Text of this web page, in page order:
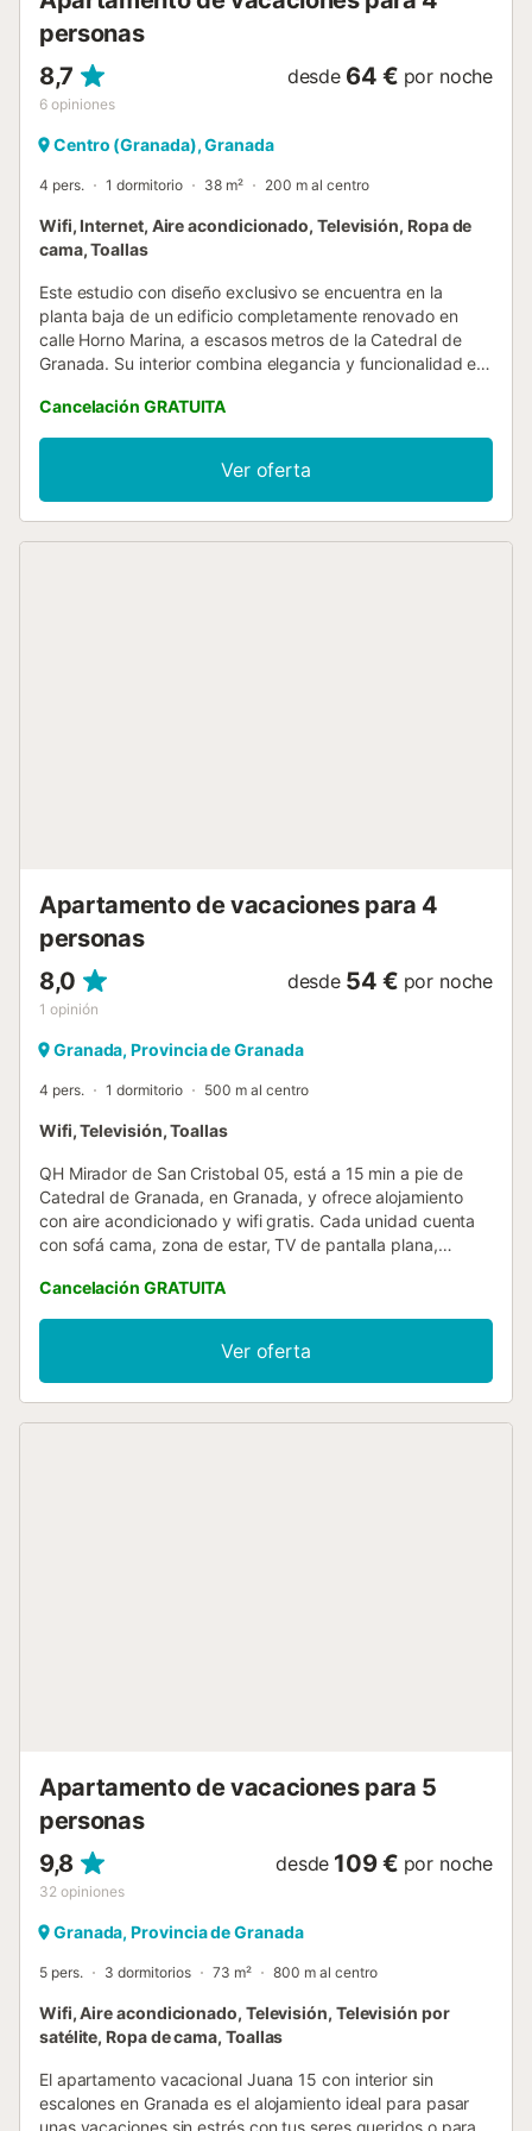
personas
8,7
6 opiniones
desde 64 € por noche
Centro (Granada), Granada
4 pers. 1 dormitorio 38 m² 200 m al centro
Wifi, Internet, Aire acondicionado, Televisión, Ropa de
cama, Toallas
Este estudio con diseño exclusivo se encuentra en la
planta baja de un edificio completamente renovado en
calle Horno Marina, a escasos metros de la Catedral de
Granada. Su interior combina elegancia y funcionalidad en
visualmente por dos columnas originales que separan la
zona de descanso del área de estar. Esta última cuenta
con un sofá cama cómodo, Smart TV y detalles
decorativos que invitan a relajarse tras un día en la ciudad.
La cocina abierta y moderna está equipada con
Cancelación GRATUITA
Ver oferta
Apartamento de vacaciones para 4
personas
8,0
1 opinión
desde 54 € por noche
Granada, Provincia de Granada
4 pers. 1 dormitorio 500 m al centro
Wifi, Televisión, Toallas
QH Mirador de San Cristobal 05, está a 15 min a pie de
Catedral de Granada, en Granada, y ofrece alojamiento
con aire acondicionado y wifi gratis. Cada unidad cuenta
con sofá cama, zona de estar, TV de pantalla plana,
privado con secador de pelo. También hay nevera,
microondas y tostadora, además de cafetera y hervidor.
Cerca del alojamiento hay puntos de interés como Museo
San Juan de Dios, Cartuja y Basilica de San Juan de Dios.
El aeropuerto (Aeropuerto Federico García Lorca de
Cancelación GRATUITA
Ver oferta
Apartamento de vacaciones para 5
personas
9,8
32 opiniones
desde 109 € por noche
Granada, Provincia de Granada
5 pers. 3 dormitorios 73 m² 800 m al centro
Wifi, Aire acondicionado, Televisión, Televisión por
satélite, Ropa de cama, Toallas
El apartamento vacacional Juana 15 con interior sin
escalones en Granada es el alojamiento ideal para pasar